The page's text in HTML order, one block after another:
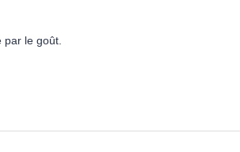
le goût.